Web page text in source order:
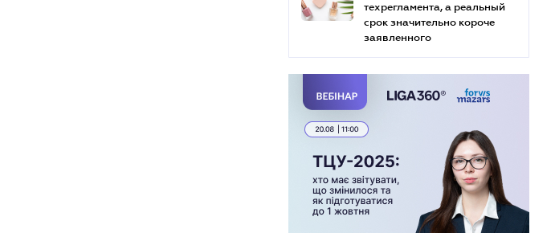
техрегламента, а реальный
срок значительно короче
заявленного